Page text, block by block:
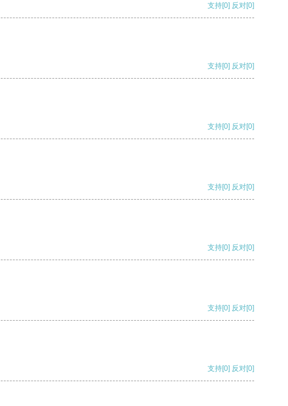
支持[0] 反对[0]
支持[0] 反对[0]
支持[0] 反对[0]
支持[0] 反对[0]
支持[0] 反对[0]
支持[0] 反对[0]
支持[0] 反对[0]